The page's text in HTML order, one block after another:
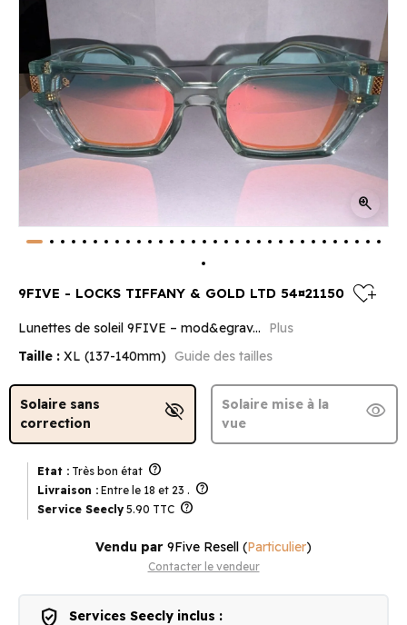
zoom_in
9FIVE - LOCKS TIFFANY & GOLD LTD 54¤21150 heart_plus
Lunettes de soleil 9FIVE – mod&egrav...
Plus
Taille : XL (137-140mm) Guide des tailles
Solaire sans
correction
visibility_off
Solaire mise à la
vue
visibility
Etat : Très bon état help
Livraison : Entre le 18 et 23 . help
Service Seecly 5.90 TTC help
Vendu par 9Five Resell (Particulier)
Contacter le vendeur
verified_user Services Seecly inclus :